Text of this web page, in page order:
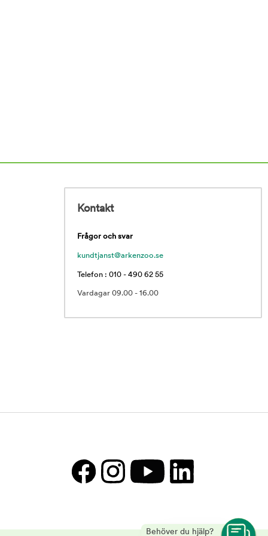
Behöver du hjälp?
Kontakt
Frågor och svar
kundtjanst@arkenzoo.se
Telefon : 010 - 490 62 55
Vardagar 09.00 - 16.00